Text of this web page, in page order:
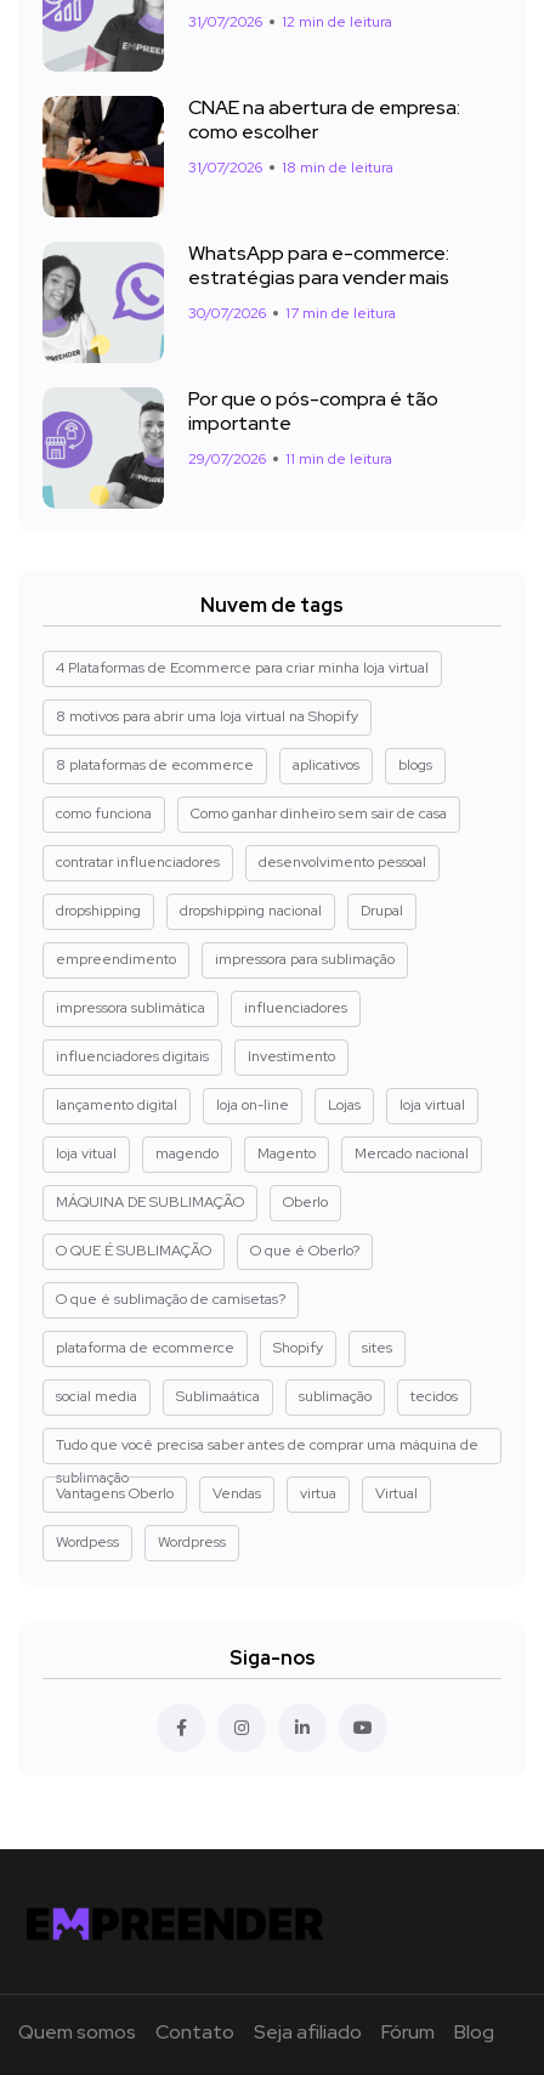
31/07/2026 12 min de leitura
CNAE na abertura de empresa:
como escolher
31/07/2026 18 min de leitura
WhatsApp para e-commerce:
estratégias para vender mais
30/07/2026 17 min de leitura
Por que o pós-compra é tão
importante
29/07/2026 11 min de leitura
Nuvem de tags
4 Plataformas de Ecommerce para criar minha loja virtual
8 motivos para abrir uma loja virtual na Shopify
8 plataformas de ecommerce aplicativos blogs
como funciona Como ganhar dinheiro sem sair de casa
contratar influenciadores desenvolvimento pessoal
dropshipping dropshipping nacional Drupal
empreendimento impressora para sublimação
impressora sublimática influenciadores
influenciadores digitais Investimento
lançamento digital loja on-line Lojas loja virtual
loja vitual magendo Magento Mercado nacional
MÁQUINA DE SUBLIMAÇÃO Oberlo
O QUE É SUBLIMAÇÃO O que é Oberlo?
O que é sublimação de camisetas?
plataforma de ecommerce Shopify sites
social media Sublimaática sublimação tecidos
Tudo que você precisa saber antes de comprar uma máquina de
sublimação
Vantagens Oberlo
Vendas virtua Virtual
Wordpess Wordpress
Siga-nos
Quem somos Contato Seja afiliado Fórum Blog